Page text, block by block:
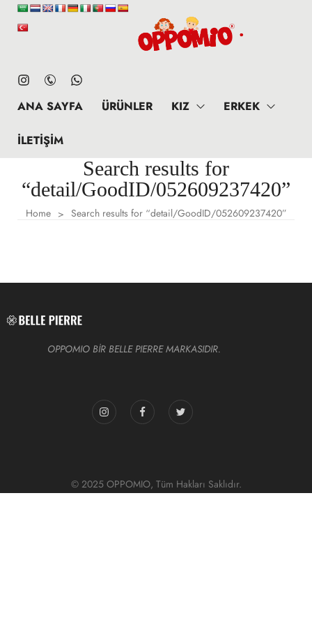
ANA SAYFA ÜRÜNLER KIZ ERKEK
İLETIŞIM
Search results for
“detail/GoodID/052609237420”
Home > Search results for “detail/GoodID/052609237420”
OPPOMIO BİR BELLE PIERRE MARKASIDIR.
© 2025 OPPOMIO, Tüm Hakları Saklıdır.